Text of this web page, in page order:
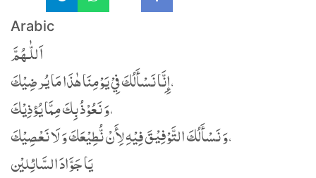
Arabic
اَللّٰـهُمَّ
إِِنَّا نَسْأَلُكَ فِيْ يَوْمِنَا هٰذَا مَا يُرضِيْكَ،
وَ نَعُوْذُ بِكَ مِمَّا يُؤذِيْكَ،
وَ نَسْأَلُكَ التَّوْفِيْقَ فِيْهِ لِأَنْ نُّطِيْعَكَ وَ لَا نَعْصِيْكَ،
يَا جَوَّادَ السَّائِليْن